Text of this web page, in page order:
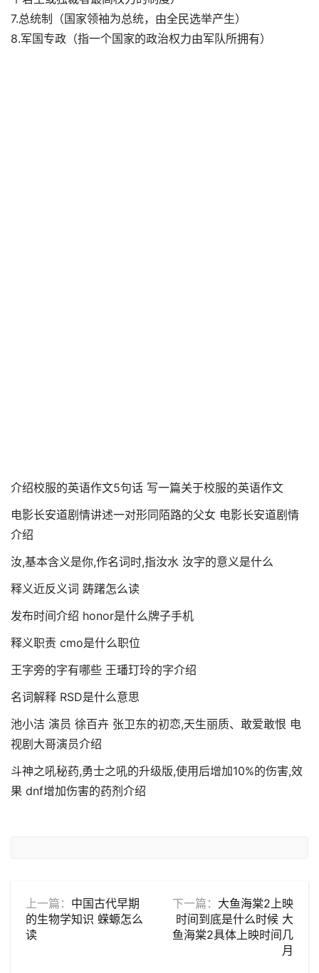
7.总统制（国家领袖为总统，由全民选举产生）
8.军国专政（指一个国家的政治权力由军队所拥有）
介绍校服的英语作文5句话 写一篇关于校服的英语作文
电影长安道剧情讲述一对形同陌路的父女 电影长安道剧情
介绍
汝,基本含义是你,作名词时,指汝水 汝字的意义是什么
释义近反义词 踌躇怎么读
发布时间介绍 honor是什么牌子手机
释义职责 cmo是什么职位
王字旁的字有哪些 王璠玎玲的字介绍
名词解释 RSD是什么意思
池小洁 演员 徐百卉 张卫东的初恋,天生丽质、敢爱敢恨 电
视剧大哥演员介绍
斗神之吼秘药,勇士之吼的升级版,使用后增加10%的伤害,效
果 dnf增加伤害的药剂介绍
上一篇： 中国古代早期
的生物学知识 蝾螈怎么
读
下一篇： 大鱼海棠2上映
时间到底是什么时候 大
鱼海棠2具体上映时间几
月